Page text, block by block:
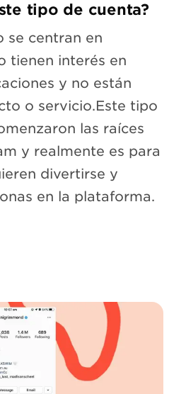
tipo de cuenta?
se centran en
tienen interés en
y no están
o servicio.Este tipo
las raíces
y realmente es para
divertirse y
en la plataforma.